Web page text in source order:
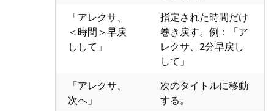
「アレクサ、
＜時間＞早戻
しして」
指定された時間だけ
巻き戻す。例：「ア
レクサ、2分早戻し
して」
「アレクサ、
次へ」
次のタイトルに移動
する。